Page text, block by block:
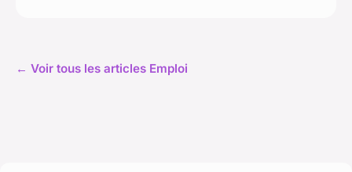
← Voir tous les articles Emploi